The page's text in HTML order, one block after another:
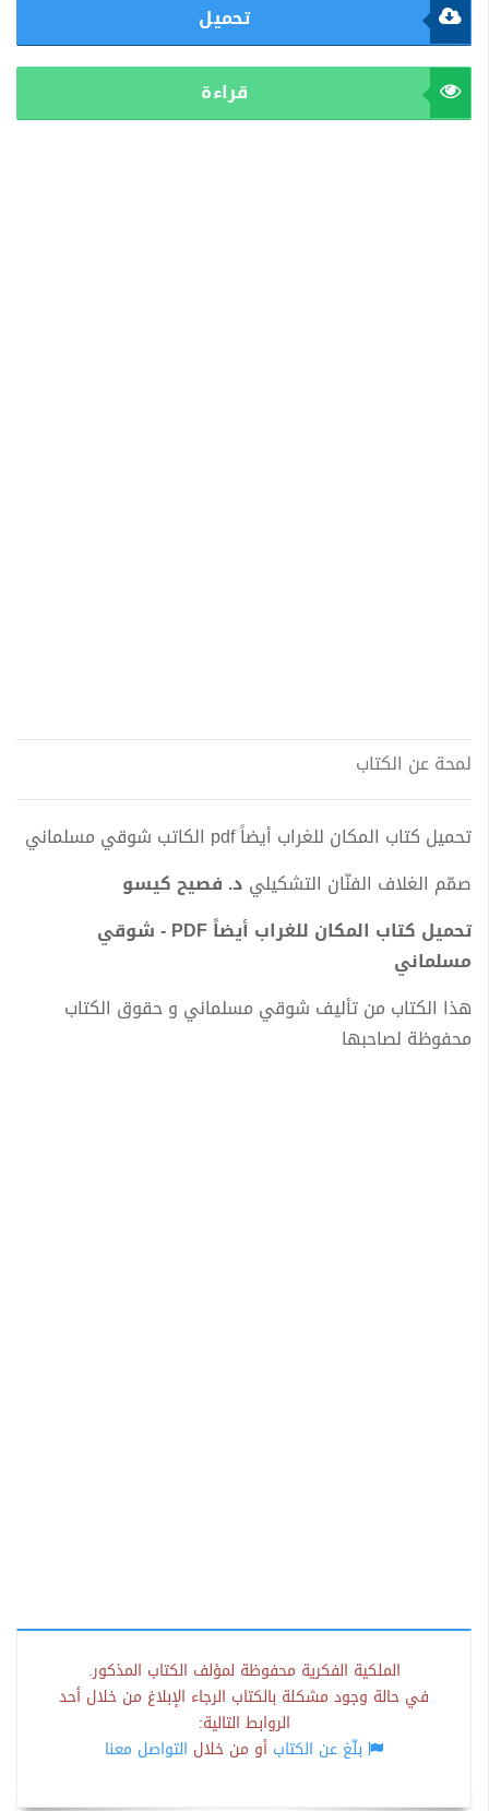
تحميل
قراءة
لمحة عن الكتاب
تحميل كتاب المكان للغراب أيضاً pdf الكاتب شوقي مسلماني
صمّم الغلاف الفنّان التشكيلي د. فصيح كيسو
تحميل كتاب المكان للغراب أيضاً PDF - شوقي
مسلماني
هذا الكتاب من تأليف شوقي مسلماني و حقوق الكتاب
محفوظة لصاحبها
الملكية الفكرية محفوظة لمؤلف الكتاب المذكور.
في حالة وجود مشكلة بالكتاب الرجاء الإبلاغ من خلال أحد
الروابط التالية:
بلّغ عن الكتاب أو من خلال التواصل معنا